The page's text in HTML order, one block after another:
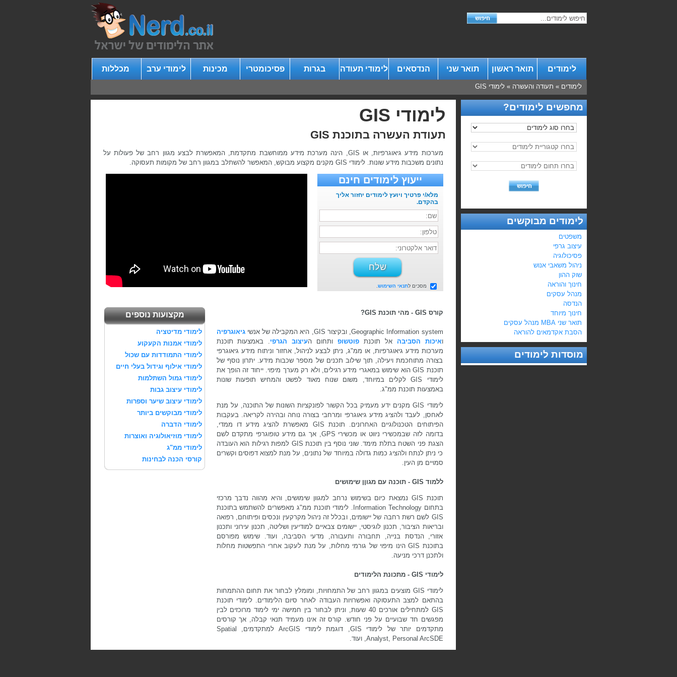
לימודים תואר ראשון תואר שני הנדסאים לימודי תעודה בגרות פסיכומטרי מכינות לימודי ערב מכללות
לימודים » תעודה והעשרה »לימודי GIS
מחפשים לימודים?
לימודים מבוקשים
משפטים
עיצוב גרפי
פסיכולוגיה
ניהול משאבי אנוש
שוק ההון
חינוך והוראה
מנהל עסקים
הנדסה
חינוך מיוחד
תואר שני MBA מנהל עסקים
הסבת אקדמאים להוראה
מוסדות לימודים
לימודי GIS
תעודת העשרה בתוכנת GIS
מערכות מידע גיאוגרפיות, או GIS, הינה מערכת מידע ממוחשבת מתקדמת, המאפשרת לבצע מגוון רחב של פעולות על
נתונים משכבות מידע שונות. לימודי GIS מקנים מקצוע מבוקש, המאפשר להשתלב במגוון רחב של מקומות תעסוקה.
ייעוץ לימודים חינם
מלא/י פרטיך ויועץ לימודים יחזור אליך
בהקדם.
מסכים לתנאי השימוש
קורס GIS - מהי תוכנת GIS?
Geographic Information system, ובקיצור GIS, היא המקבילה של אנשי
גיאוגרפיה
ואיכות הסביבה אל תוכנתפוטשופ ותחום העיצוב הגרפי. באמצעות תוכנת
מערכות מידע גיאוגרפיות, או ממ"ג, ניתן לבצע לניהול, אחזור וניתוח מידע גיאוגרפי
בצורה מתוחכמת ויעילה, תוך שילוב תכנים של מספר שכבות מידע. יתרון נוסף של
תוכנת GIS הוא שימוש במאגרי מידע רגילים, ולא רק מערך מיפוי. ייחוד זה הופך את
לימודי GIS לקלים במיוחד, משום שנוח מאוד לפשט והמחיש תופעות שונות
באמצעות תוכנת ממ"ג.
לימודי GIS מקנים ידע מעמיק בכל הקשור לפונקציות השונות של התוכנה, על מנת
לאחסן, לעבד ולהציג מידע גיאוגרפי ומרחבי בצורה נוחה ובהירה לקריאה. בעקבות
הפיתוחים הטכנולוגיים האחרונים. תוכנת GIS מאפשרת להציג מידע דו ממדי,
בדומה לזה שבמכשירי ניווט או מכשירי GPS, אך גם מידע טופוגרפי מתקדם לשם
הצגת פני השטח בתלת מימד. שוני נוסף בין תוכנת GIS למפות רגילות הוא העובדה
כי ניתן לנתח ולהציג כמות גדולה במיוחד של נתונים, על מנת למצוא דפוסים וקשרים
סמויים מן העין.
ללמוד GIS - תוכנה עם מגוןן שימושים
תוכנת GIS נמצאת כיום בשימוש נרחב למגוון שימושים, והיא מהווה נדבך מרכזי
בתחום Information Technology. לימודי תוכנת ממ"ג מאפשרים להשתמש בתוכנת
GIS לשם רשת רחבה של יישומים, ובכלל זה ניהול מקרקעין ונכסים ופיתוחם, רפואה
ובריאות הציבור, תכנון לוגיסטי, יישומים צבאיים למודיעין ושליטה, תכנון עירוני ותכנון
אזורי, הנדסת בנייה, תחבורה ותעבורה, מדעי הסביבה, ועוד. שימוש מפורסם
בתוכנת GIS הינו מיפוי של גורמי מחלות, על מנת לעקוב אחרי התפשטות מחלות
ולתכנן דרכי מניעה.
לימודי GIS - מתכונת הלימודים
לימודי GIS מוצעים במגוון רחב של התמחויות, ומומלץ לבחור את תחום ההתמחות
בהתאם למצב התעסוקה ואפשרויות העבודה לאחר סיום הלימודים. לימודי תוכנת
GIS למתחילים אורכים 40 שעות, וניתן לבחור בין חמישה ימי לימוד מרוכזים לבין
מפגשים חד שבועיים על פני חודש. קורס זה אינו מעמיד תנאי קבלה, אך קורסים
מתקדמים יותר של לימודי GIS, דוגמת לימודי ArcGIS למתקדמים, Spatial
Analyst, Personal ArcSDE, ועוד.
מקצועות נוספים
לימודי מדיטציה
לימודי אמנות הקעקוע
לימודי התמודדות עם שכול
לימודי אילוף וגידול בעלי חיים
לימודי גמול השתלמות
לימודי עיצוב גבות
לימודי עיצוב שיער וספרות
לימודי מבוקשים ביותר
לימודי הדברה
לימודי מוזיאולוגיה ואוצרות
לימודי ממ"ג
קורסי הכנה לבחינות